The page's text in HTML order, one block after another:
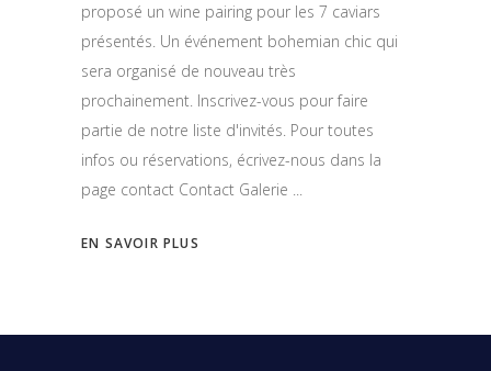
proposé un wine pairing pour les 7 caviars
présentés. Un événement bohemian chic qui
sera organisé de nouveau très
prochainement. Inscrivez-vous pour faire
partie de notre liste d'invités. Pour toutes
infos ou réservations, écrivez-nous dans la
page contact Contact Galerie
EN SAVOIR PLUS